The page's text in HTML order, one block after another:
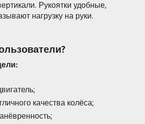
Рукоятки удобные,
нагрузку на руки.
качества колёса;